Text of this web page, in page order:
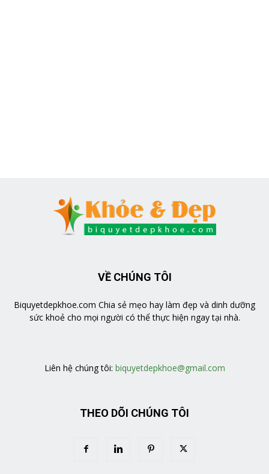
VỀ CHÚNG TÔI
Biquyetdepkhoe.com Chia sẻ mẹo hay làm đẹp và dinh dưỡng
sức khoẻ cho mọi người có thể thực hiện ngay tại nhà.
Liên hệ chúng tôi: biquyetdepkhoe@gmail.com
THEO DÕI CHÚNG TÔI